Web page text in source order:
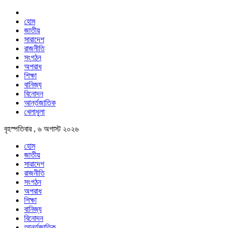
হোম
জাতীয়
সারাদেশ
রাজনীতি
সংগঠন
অপরাধ
শিক্ষা
বানিজ্য
বিনোদন
আর্ন্তজাতিক
খেলাধুলা
বৃহস্পতিবার , ৬ অগাস্ট ২০২৬
হোম
জাতীয়
সারাদেশ
রাজনীতি
সংগঠন
অপরাধ
শিক্ষা
বানিজ্য
বিনোদন